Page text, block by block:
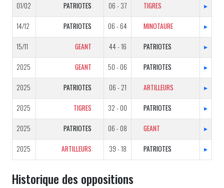
01/02 PATRIOTES 06 - 37 TIGRES ▸
14/12 PATRIOTES 06 - 64 MINOTAURE ▸
15/11 GEANT 44 - 16 PATRIOTES ▸
2025 GEANT 50 - 06 PATRIOTES ▸
2025 PATRIOTES 06 - 21 ARTILLEURS ▸
2025 TIGRES 32 - 00 PATRIOTES ▸
2025 PATRIOTES 06 - 08 GEANT ▸
2025 ARTILLEURS 39 - 18 PATRIOTES ▸
Historique des oppositions